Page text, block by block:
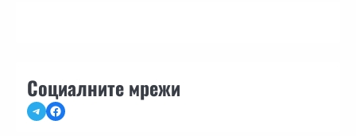
Социалните мрежи
TelegramFacebook